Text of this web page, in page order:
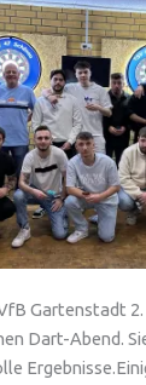
Gartenstadt
Dart-Abend.